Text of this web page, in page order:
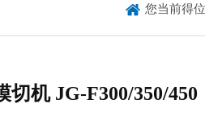
 您当前得
切机 JG-F300/350/450